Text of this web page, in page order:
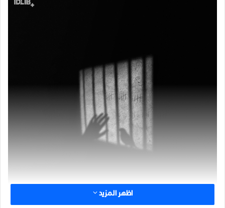
اظهر المزيد